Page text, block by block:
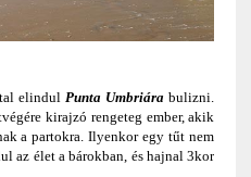
elindulPunta Umbriára bulizni.
kirajzó rengeteg ember, akik
a partokra. Ilyenkor egy tűt nem
az élet a bárokban, és hajnal 3kor